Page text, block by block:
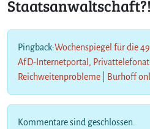
Pingback:Wochenspiegel für die
AfD-Internetportal,
Reichweitenprobleme | Burhoff
Kommentare sind geschlossen.